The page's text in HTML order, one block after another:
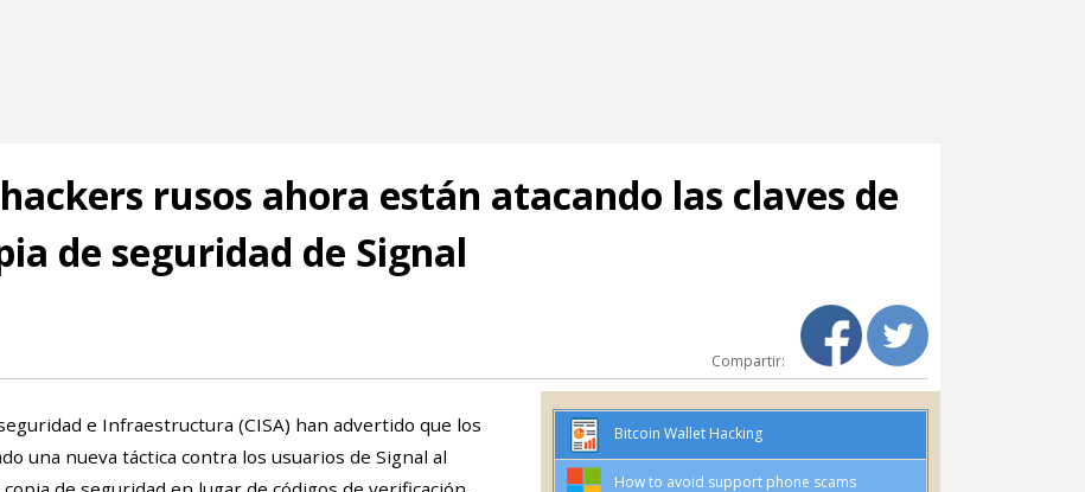
rusos ahora están atacando las claves de
de seguridad de Signal
Compartir:
e Infraestructura (CISA) han advertido que los
una nueva táctica contra los usuarios de Signal al
Bitcoin Wallet Hacking
How to avoid support phone scams